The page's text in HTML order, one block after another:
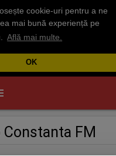
cookie-uri pentru a ne
mai bună experiență pe
Află mai multe.
OK
Constanta FM